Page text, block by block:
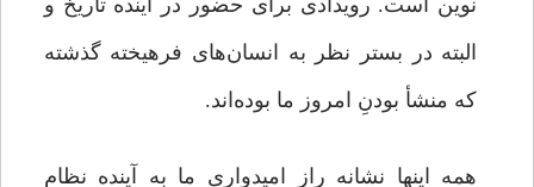
نوین است. رویدادی برای حضور در آینده تاریخ و
البته در بستر نظر به انسان‌های فرهیخته گذشته
که منشأ بودنِ امروز ما بوده‌اند.
همه اینها نشانه راز امیدواریِ ما به آینده نظام